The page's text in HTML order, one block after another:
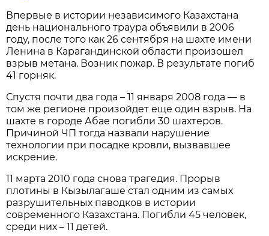
Впервые в истории независимого Казахстана
день национального траура объявили в 2006
году, после того как 26 сентября на шахте имени
Ленина в Карагандинской области произошел
взрыв метана. Возник пожар. В результате погиб
41 горняк.
Спустя почти два года – 11 января 2008 года — в
том же регионе произойдет еще один взрыв. На
шахте в городе Абае погибли 30 шахтеров.
Причиной ЧП тогда назвали нарушение
технологии при посадке кровли, вызвавшее
искрение.
11 марта 2010 года снова трагедия. Прорыв
плотины в Кызылагаше стал одним из самых
разрушительных паводков в истории
современного Казахстана. Погибли 45 человек,
среди них – 11 детей.